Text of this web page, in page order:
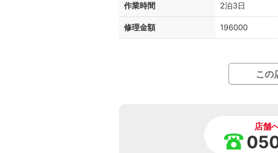
作業時間 2泊3日
修理金額 196000
この
店舗